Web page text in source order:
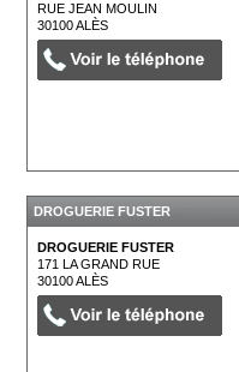
RUE JEAN MOULIN
30100ALÈS
DROGUERIE FUSTER
DROGUERIE FUSTER
171 LA GRAND RUE
30100ALÈS